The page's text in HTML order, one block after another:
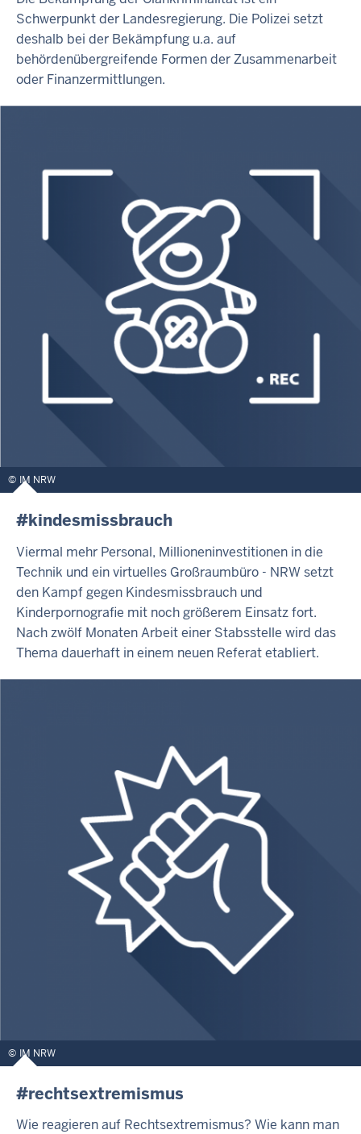
Schwerpunkt der Landesregierung. Die Polizei setzt
deshalb bei der Bekämpfung u.a. auf
behördenübergreifende Formen der Zusammenarbeit
oder Finanzermittlungen.
IM NRW
#kindesmissbrauch
Viermal mehr Personal, Millioneninvestitionen in die
Technik und ein virtuelles Großraumbüro - NRW setzt
den Kampf gegen Kindesmissbrauch und
Kinderpornografie mit noch größerem Einsatz fort.
Nach zwölf Monaten Arbeit einer Stabsstelle wird das
Thema dauerhaft in einem neuen Referat etabliert.
IM NRW
#rechtsextremismus
Wie reagieren auf Rechtsextremismus? Wie kann man